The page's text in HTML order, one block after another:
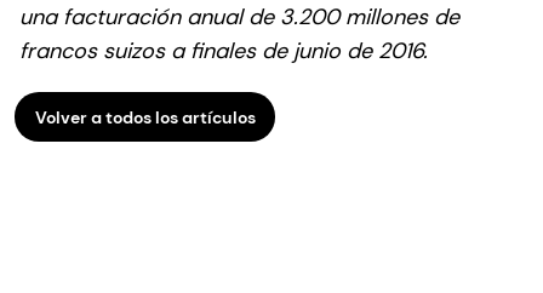
una facturación anual de 3.200 millones de
francos suizos a finales de junio de 2016.
Volver a todos los artículos